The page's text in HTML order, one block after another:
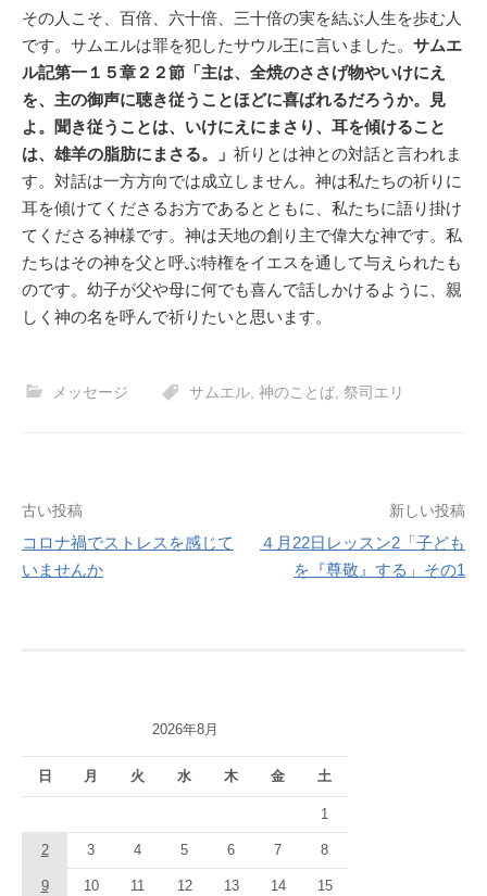
その人こそ、百倍、六十倍、三十倍の実を結ぶ人生を歩む人
です。サムエルは罪を犯したサウル王に言いました。 サムエ
ル記第一１５章２２節「主は、全焼のささげ物やいけにえ
を、主の御声に聴き従うことほどに喜ばれるだろうか。見
よ。聞き従うことは、いけにえにまさり、耳を傾けること
は、雄羊の脂肪にまさる。」 祈りとは神との対話と言われま
す。対話は一方方向では成立しません。神は私たちの祈りに
耳を傾けてくださるお方であるとともに、私たちに語り掛け
てくださる神様です。神は天地の創り主で偉大な神です。私
たちはその神を父と呼ぶ特権をイエスを通して与えられたも
のです。幼子が父や母に何でも喜んで話しかけるように、親
しく神の名を呼んで祈りたいと思います。
メッセージ サムエル 神のことば 祭司エリ
投
稿
シ
ョ
ン
古い投稿
コロナ禍でストレスを感じて
いませんか
新しい投稿
４月22日レッスン2「子ども
を『尊敬』する」その1
2026年8月
日 月 火 水 木 金 土
1
2 3 4 5 6 7 8
9 10 11 12 13 14 15